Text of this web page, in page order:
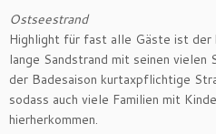
Ostseestrand
Highlight für fast alle Gäste ist
lange Sandstrand mit seinen
der Badesaison kurtaxpflichtige
sodass auch viele Familien mit
hierherkommen.